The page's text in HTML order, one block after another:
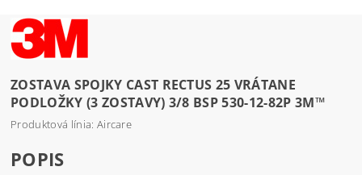
ZOSTAVA SPOJKY CAST RECTUS 25 VRÁTANE
PODLOŽKY (3 ZOSTAVY) 3/8 BSP 530-12-82P 3M™
Produktová línia: Aircare
POPIS